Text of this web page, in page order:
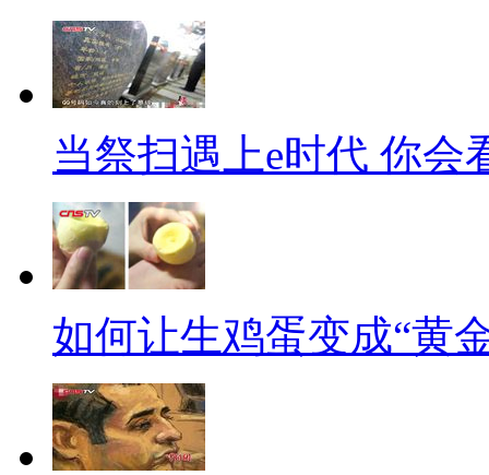
【口播】破解中国式过马路
尝试之后，罚款成了各地交警
下下之策，不值得推广。那么
【正文】美国：闯红灯的惩
元~500美元不等，罚金包括违
罚款较高，单项罚金为446美
50美元~100美元之间。除了罚
德国：以讲究秩序和纪律而
者将会面临很严重的后果，不
个人贷款利率、人身保险费用
当祭扫遇上e时代 你会
如何让生鸡蛋变成“黄